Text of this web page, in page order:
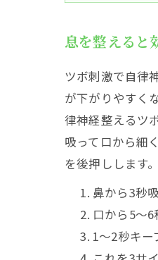
息を整えると
ツボ刺激で自律
が下がりやすく
律神経整えるツ
吸って口から細
を後押しします。
鼻から3秒
口から5〜6
1〜2秒キ